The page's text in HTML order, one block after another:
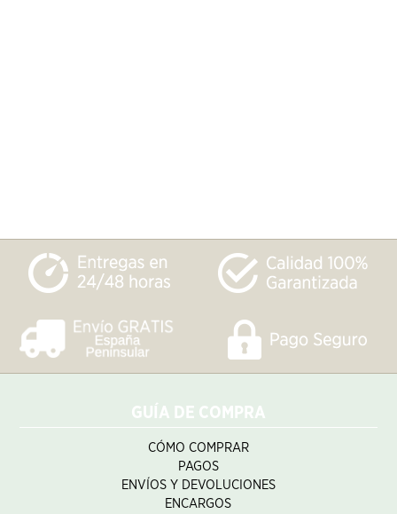
GUÍA DE COMPRA
CÓMO COMPRAR
PAGOS
ENVÍOS Y DEVOLUCIONES
ENCARGOS